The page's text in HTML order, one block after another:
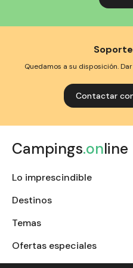
Quedamos a su disposición.
Contactar
Campings.online
Lo imprescindible
Destinos
Temas
Ofertas especiales